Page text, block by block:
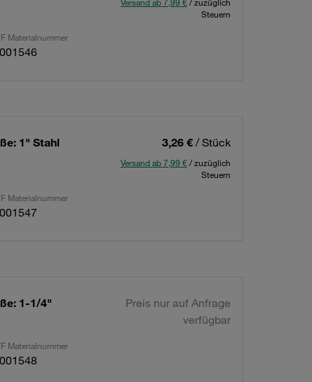
Steuern
Materialnummer
1" Stahl
3,26 € / Stück
Versand ab 7,99 €/ zuzüglich
Steuern
Materialnummer
1-1/4"
Preis nur auf Anfrage
verfügbar
Materialnummer